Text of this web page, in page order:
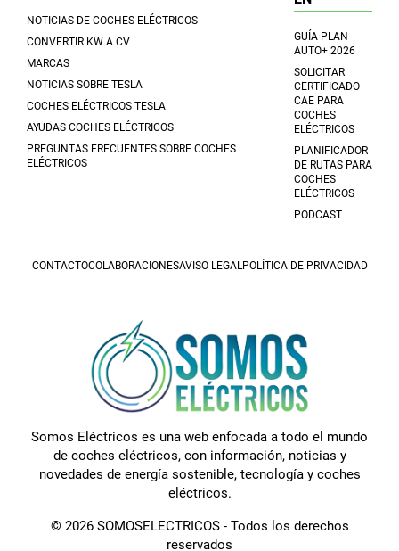
NOTICIAS DE COCHES ELÉCTRICOS
CONVERTIR KW A CV
MARCAS
NOTICIAS SOBRE TESLA
COCHES ELÉCTRICOS TESLA
AYUDAS COCHES ELÉCTRICOS
PREGUNTAS FRECUENTES SOBRE COCHES
ELÉCTRICOS
GUÍA PLAN
AUTO+ 2026
SOLICITAR
CERTIFICADO
CAE PARA
COCHES
ELÉCTRICOS
PLANIFICADOR
DE RUTAS PARA
COCHES
ELÉCTRICOS
PODCAST
CONTACTOCOLABORACIONESAVISO LEGALPOLÍTICA DE PRIVACIDAD
Somos Eléctricos es una web enfocada a todo el mundo
de coches eléctricos, con información, noticias y
novedades de energía sostenible, tecnología y coches
eléctricos.
© 2026 SOMOSELECTRICOS - Todos los derechos
reservados